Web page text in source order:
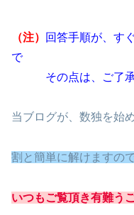
（注）
回答手順が、す
で
その点は、ご了承
当ブログが、数独を始
割と 簡単に解けますの
いつもご覧頂き有難う